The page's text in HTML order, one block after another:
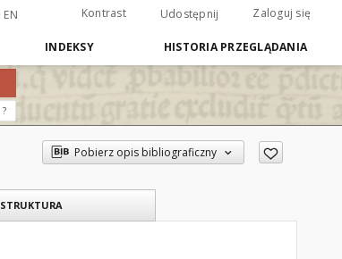
EN Kontrast Udostępnij Zaloguj się
INDEKSY HISTORIA PRZEGLĄDANIA
?
Pobierz opis bibliograficzny
STRUKTURA